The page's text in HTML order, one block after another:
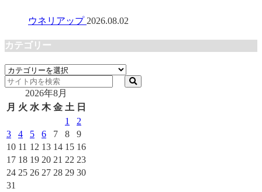
ウネリアップ 2026.08.02
カテゴリー
カ
テ
リ
2026年8月
月 火 水 木 金 土 日
1
2
3
4 5 6 7 8
9
10 11 12 13 14 15 16
17 18 19 20 21 22 23
24 25 26 27 28 29 30
31